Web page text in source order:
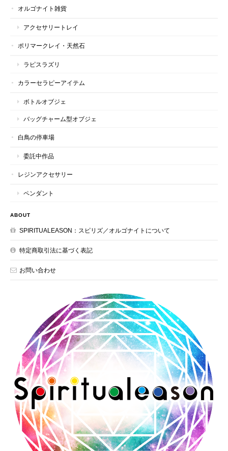
オルゴナイト雑貨
アクセサリートレイ
ポリマークレイ・天然石
ラピスラズリ
カラーセラピーアイテム
ボトルオブジェ
バッグチャーム型オブジェ
白鳥の停車場
委託中作品
レジンアクセサリー
ペンダント
ABOUT
SPIRITUALEASON：スピリズ／オルゴナイトについて
特定商取引法に基づく表記
お問い合わせ